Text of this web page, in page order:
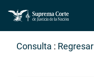
Consulta : Regresar